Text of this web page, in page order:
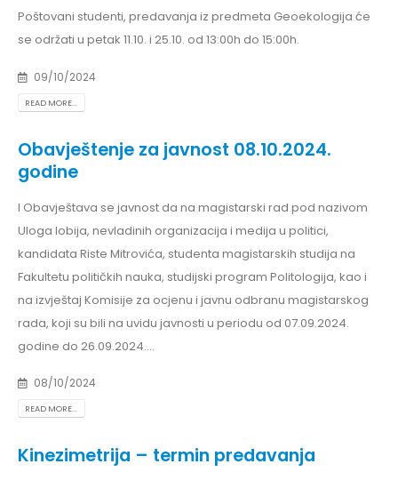
Poštovani studenti, predavanja iz predmeta Geoekologija će
se održati u petak 11.10. i 25.10. od 13:00h do 15:00h.
09/10/2024
READ MORE...
Obavještenje za javnost 08.10.2024.
godine
I Obavještava se javnost da na magistarski rad pod nazivom
Uloga lobija, nevladinih organizacija i medija u politici,
kandidata Riste Mitrovića, studenta magistarskih studija na
Fakultetu političkih nauka, studijski program Politologija, kao i
na izvještaj Komisije za ocjenu i javnu odbranu magistarskog
rada, koji su bili na uvidu javnosti u periodu od 07.09.2024.
godine do 26.09.2024....
08/10/2024
READ MORE...
Kinezimetrija – termin predavanja